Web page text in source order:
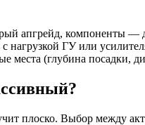
апгрейд, компоненты —
нагрузкой ГУ или
места (глубина посадки,
плоско. Выбор между